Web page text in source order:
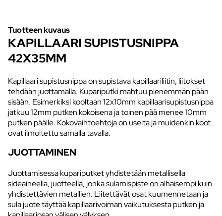
Tuotteen kuvaus
KAPILLAARI SUPISTUSNIPPA
42X35MM
Kapillaari supistusnippa on supistava kapillaariliitin, liitokset
tehdään juottamalla. Kupariputki mahtuu pienemmän pään
sisään. Esimerkiksi kooltaan 12x10mm kapillaarisupistusnippa
jatkuu 12mm putken kokoisena ja toinen pää menee 10mm
putken päälle. Kokovaihtoehtoja on useita ja muidenkin koot
ovat ilmoitettu samalla tavalla.
JUOTTAMINEN
Juottamisessa kupariputket yhdistetään metallisella
sideaineella, juotteella, jonka sulamispiste on alhaisempi kuin
yhdistettävien metallien. Liitettävät osat kuumennetaan ja
sula juote täyttää kapillaarivoiman vaikutuksesta putken ja